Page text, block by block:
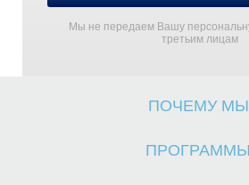
Мы не передаем Вашу
третьим лицам
ПОЧЕМУ МЫ
ПРОГРАММЫ